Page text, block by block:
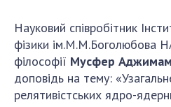
ЗАСІДАННЯ ПРЕЗИДІЇ
НАУКОВІ ВИДАННЯ
МЕДІА ПРО НАС
Науковий співробітник
фізики ім.М.М.Боголюбова
філософії Мусфер
доповідь на тему:
релятивістських ядро-